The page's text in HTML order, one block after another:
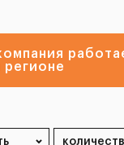
регионе